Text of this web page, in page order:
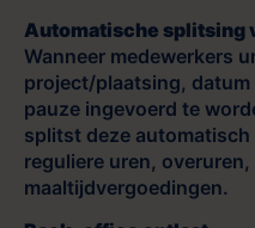
Automatische splitsing
Wanneer medewerkers
project/plaatsing,
pauze ingevoerd te
splitst deze
reguliere uren,
maaltijdvergoedingen.